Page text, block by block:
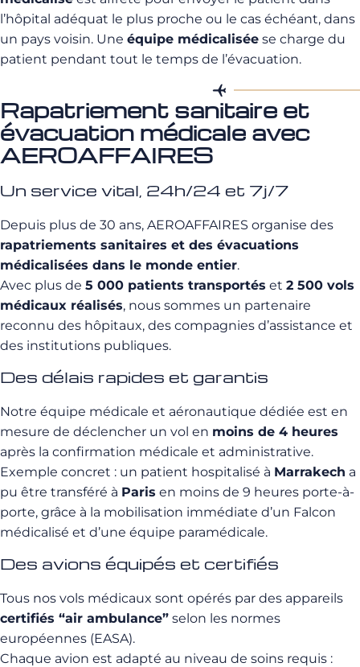
l’hôpital adéquat le plus proche ou le cas échéant, dans
un pays voisin. Une équipe médicalisée se charge du
patient pendant tout le temps de l’évacuation.
Rapatriement sanitaire et
évacuation médicale avec
AEROAFFAIRES
Un service vital, 24h/24 et 7j/7
Depuis plus de 30 ans, AEROAFFAIRES organise des
rapatriements sanitaires et des évacuations
médicalisées dans le monde entier.
Avec plus de 5 000 patients transportés et 2 500 vols
médicaux réalisés, nous sommes un partenaire
reconnu des hôpitaux, des compagnies d’assistance et
des institutions publiques.
Des délais rapides et garantis
Notre équipe médicale et aéronautique dédiée est en
mesure de déclencher un vol en moins de 4 heures
après la confirmation médicale et administrative.
Exemple concret : un patient hospitalisé à Marrakech a
pu être transféré à Paris en moins de 9 heures porte-à-
porte, grâce à la mobilisation immédiate d’un Falcon
médicalisé et d’une équipe paramédicale.
Des avions équipés et certifiés
Tous nos vols médicaux sont opérés par des appareils
certifiés “air ambulance” selon les normes
européennes (EASA).
Chaque avion est adapté au niveau de soins requis :